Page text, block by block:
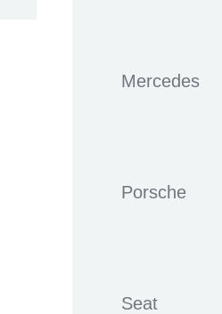
Mercedes
Porsche
Seat